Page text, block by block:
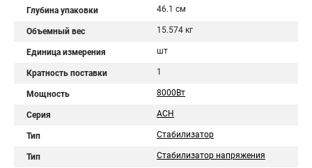
Глубина упаковки 46.1 см
Объемный вес 15.574 кг
Единица измерения шт
Кратность поставки 1
Мощность 8000Вт
Серия АСН
Тип Стабилизатор
Тип Стабилизатор напряжения